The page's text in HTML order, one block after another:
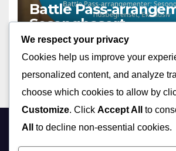
Battle Pass-
Sesongbasert,
Tidsbegrenset,
12/03/2026 MARISSA QUINN
bsa-
We respect your privacy
Cookies help us improve your
personalized content, and analyze
choose which cookies to allow by
Customize. Click Accept All to
All
to decline non-essential cookies.